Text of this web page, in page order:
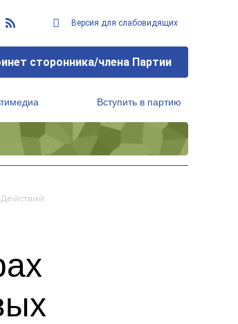
Версия для слабовидящих
сторонника/члена Партии
Вступить в партию